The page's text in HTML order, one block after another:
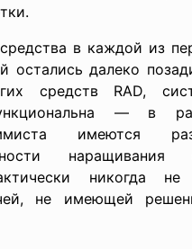
в каждой из
остались далеко
средств RAD,
— в
имеются
никогда не
не имеющей